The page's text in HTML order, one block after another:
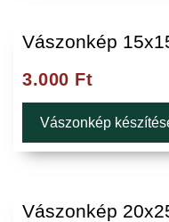
Vászonkép
3.000 Ft
Vászonkép
Vászonkép